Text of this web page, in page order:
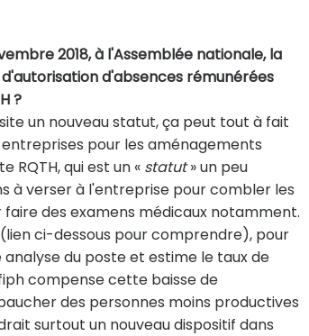
2018, à l'Assemblée nationale, la
d'absences rémunérées
?
un nouveau statut, ça peut tout à fait
pour les aménagements
RQTH, qui est un « statut» un peu
à verser à l'entreprise pour combler les
des examens médicaux notamment.
(lien ci-dessous pour comprendre), pour
du poste et estime le taux de
compense cette baisse de
des personnes moins productives
surtout un nouveau dispositif dans